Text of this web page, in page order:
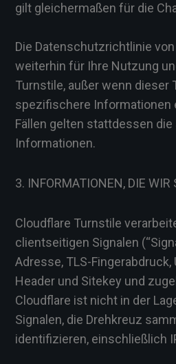
gilt gleichermaßen für die
Die Datenschutzrichtlinie
weiterhin für Ihre Nutzung
Turnstile, außer wenn dieser
spezifischere Informationen
Fällen gelten stattdessen
Informationen.
3. INFORMATIONEN, DIE WIR
Cloudflare Turnstile
clientseitigen Signalen
Adresse, TLS-
Header und Sitekey und
Cloudflare ist nicht in der
Signalen, die Drehkreuz
identifizieren, einschließlich